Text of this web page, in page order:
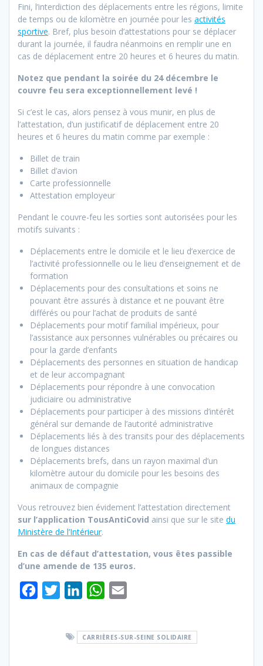
Fini, l’interdiction des déplacements entre les régions, limite
de temps ou de kilomètre en journée pour les activités
sportive. Bref, plus besoin d’attestations pour se déplacer
durant la journée, il faudra néanmoins en remplir une en
cas de déplacement entre 20 heures et 6 heures du matin.
Notez que pendant la soirée du 24 décembre le
couvre feu sera exceptionnellement levé !
Si c’est le cas, alors pensez à vous munir, en plus de
l’attestation, d’un justificatif de déplacement entre 20
heures et 6 heures du matin comme par exemple :
Billet de train
Billet d’avion
Carte professionnelle
Attestation employeur
Pendant le couvre-feu les sorties sont autorisées pour les
motifs suivants :
Déplacements entre le domicile et le lieu d’exercice de
l’activité professionnelle ou le lieu d’enseignement et de
formation
Déplacements pour des consultations et soins ne
pouvant être assurés à distance et ne pouvant être
différés ou pour l’achat de produits de santé
Déplacements pour motif familial impérieux, pour
l’assistance aux personnes vulnérables ou précaires ou
pour la garde d’enfants
Déplacements des personnes en situation de handicap
et de leur accompagnant
Déplacements pour répondre à une convocation
judiciaire ou administrative
Déplacements pour participer à des missions d’intérêt
général sur demande de l’autorité administrative
Déplacements liés à des transits pour des déplacements
de longues distances
Déplacements brefs, dans un rayon maximal d’un
kilomètre autour du domicile pour les besoins des
animaux de compagnie
Vous retrouvez bien évidement l’attestation directement
sur l’application TousAntiCovid ainsi que sur le site du
Ministère de l’Intérieur.
En cas de défaut d’attestation, vous êtes passible
d’une amende de 135 euros.
k
W
t
i
CARRIÈRES-SUR-SEINE SOLIDAIRE